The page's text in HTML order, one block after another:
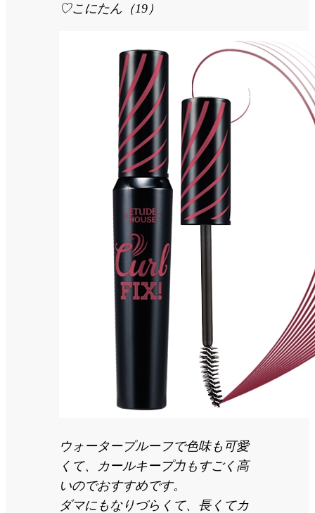
♡こにたん（19）
ウォータープルーフで色味も可愛
くて、カールキープ力もすごく高
いのでおすすめです。
ダマにもなりづらくて、長くてカ